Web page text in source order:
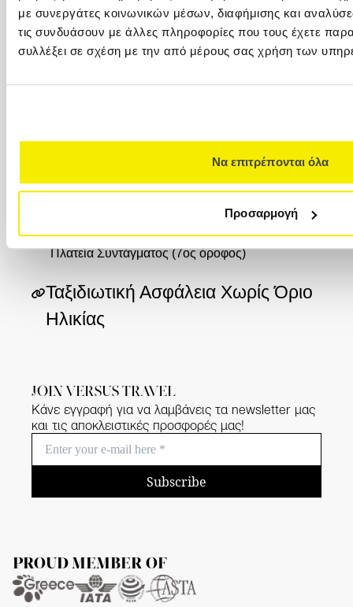
με συνεργάτες κοινωνικών μέσων, διαφήμισης και
τις συνδυάσουν με άλλες πληροφορίες που τους έχετε
συλλέξει σε σχέση με την από μέρους σας χρήση των
Να επιτρέπονται όλα
Προσαρμογή
ΚΥΠΡΟΣ
00357 22449977
+30 210 32 32 800
Καραγεώργη Σερβίας 4 (Στοά Καλλιγά), 10562,
Πλατεία Συντάγματος (7ος όροφος)
Ταξιδιωτική Ασφάλεια Χωρίς Όριο
Ηλικίας
JOIN VERSUS TRAVEL
Κάνε εγγραφή για να λαμβάνεις τα newsletter μας
και τις αποκλειστικές προσφορές μας!
Subscribe
PROUD MEMBER OF